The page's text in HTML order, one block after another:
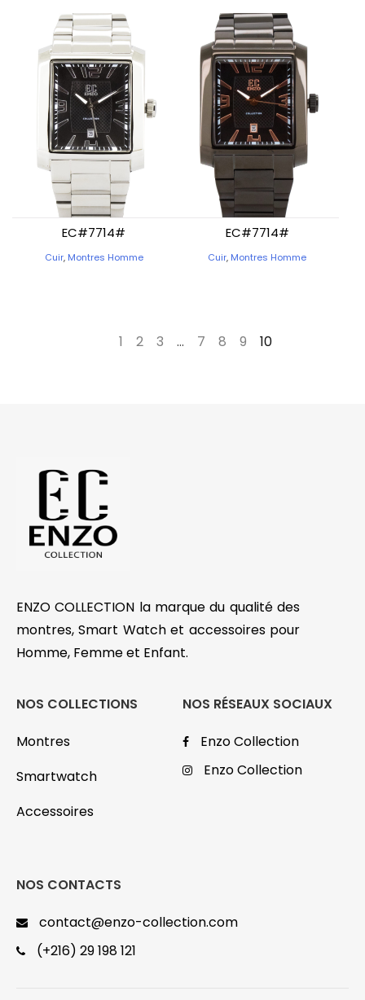
EC#7714#
Cuir, Montres Homme
EC#7714#
Cuir, Montres Homme
1 2 3 … 7 8 9 10
ENZO COLLECTION la marque du qualité des
montres, Smart Watch et accessoires pour
Homme, Femme et Enfant.
NOS COLLECTIONS
Montres
Smartwatch
Accessoires
NOS RÉSEAUX SOCIAUX
Enzo Collection
Enzo Collection
NOS CONTACTS
contact@enzo-collection.com
(+216) 29 198 121